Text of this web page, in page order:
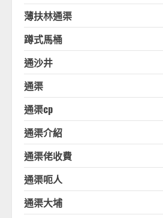
薄扶林通渠
蹲式馬桶
通沙井
通渠
通渠cp
通渠介紹
通渠佬收費
通渠呃人
通渠大埔